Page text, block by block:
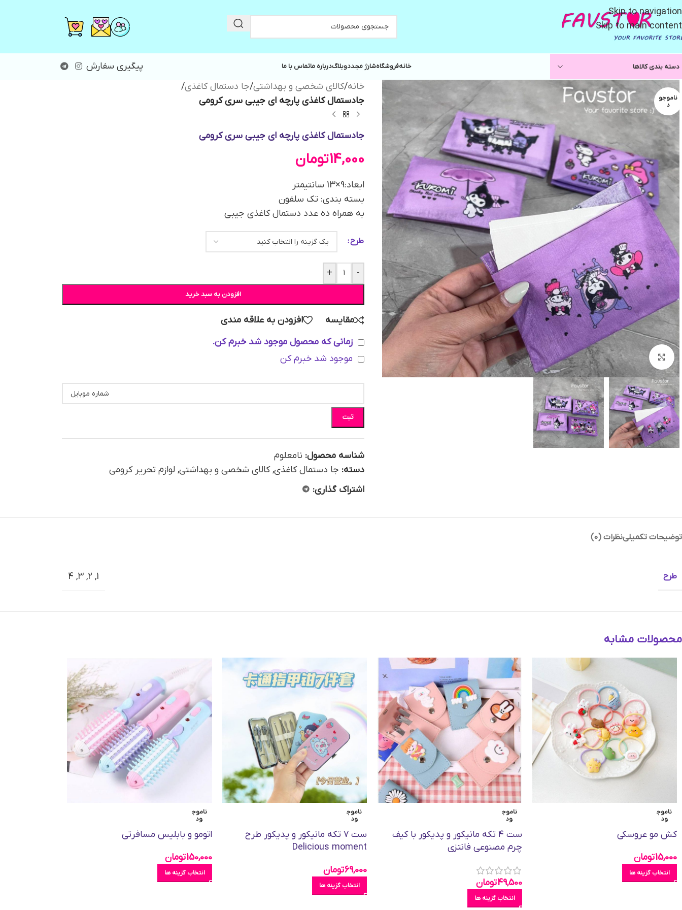
Skip to navigation
Skip to main content
دسته بندی کالاها خانهفروشگاهشارژ مجددوبلاگدرباره ماتماس با ما پیگیری سفارش
ناموجو
د
بزرگنمایی تصویر
خانه/کالای شخصی و بهداشتی/جا دستمال کاغذی/
جادستمال کاغذی پارچه ای جیبی سری کرومی
جادستمال کاغذی پارچه ای جیبی سری کرومی
14,000تومان
ابعاد:9×13 سانتیمتر
بسته بندی: تک سلفون
به همراه ده عدد دستمال کاغذی جیبی
طرح
-
+
افزودن به سبد خرید
مقایسه
افزودن به علاقه مندی
زمانی که محصول موجود شد خبرم کن.
موجود شد خبرم کن
ثبت
شناسه محصول: نامعلوم
دسته: جا دستمال کاغذی, کالای شخصی و بهداشتی, لوازم تحریر کرومی
اشتراک گذاری:
توضیحات تکمیلینظرات (0)
طرح 1
,
2
,
3
,
4
محصولات مشابه
ناموج
ود
کش مو عروسکی
15,000تومان
انتخاب گزینه ها
ناموج
ود
ست ۴ تکه مانیکور و پدیکور با کیف
چرم مصنوعی فانتزی
49,500تومان
انتخاب گزینه ها
ناموج
ود
ست ۷ تکه مانیکور و پدیکور طرح
Delicious moment
69,000تومان
انتخاب گزینه ها
ناموج
ود
اتومو و بابلیس مسافرتی
150,000تومان
انتخاب گزینه ها
Instagram